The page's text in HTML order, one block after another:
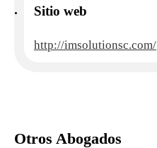
Sitio web
http://imsolutionsc.com/
Otros Abogados